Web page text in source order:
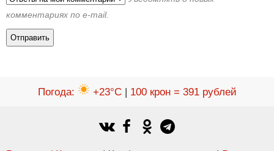
комментариях по e-mail.
Погода: +23°C| 100 крон = 391 рублей